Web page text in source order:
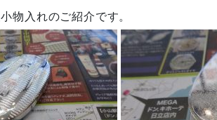
物入れのご紹介です。